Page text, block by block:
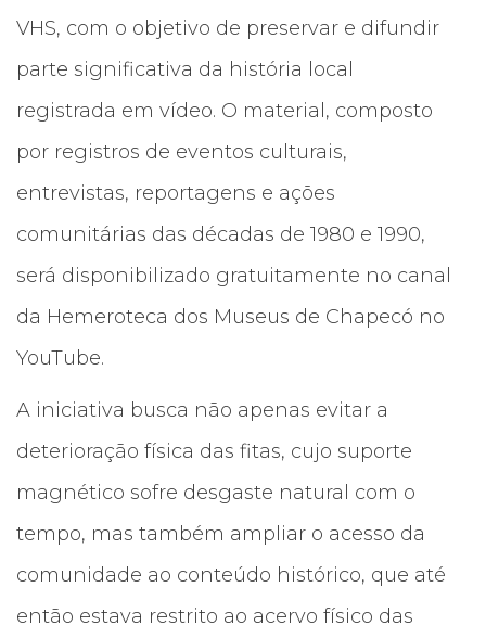
VHS, com o objetivo de preservar e difundir
parte significativa da história local
registrada em vídeo. O material, composto
por registros de eventos culturais,
entrevistas, reportagens e ações
comunitárias das décadas de 1980 e 1990,
será disponibilizado gratuitamente no canal
da Hemeroteca dos Museus de Chapecó no
YouTube.
A iniciativa busca não apenas evitar a
deterioração física das fitas, cujo suporte
magnético sofre desgaste natural com o
tempo, mas também ampliar o acesso da
comunidade ao conteúdo histórico, que até
então estava restrito ao acervo físico das